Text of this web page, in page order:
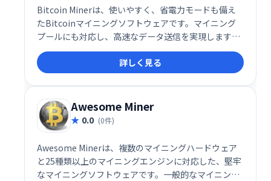
Bitcoin Minerは、使いやすく、省電力モードも備え
たBitcoinマイニングソフトウェアです。マイニング
プールにも対応し、高速なデータ送信を実現します。
効率的なマイニングでビットコインを獲得したい方に
おすすめです。
詳しく見る
Awesome Miner
0.0 (0件)
Awesome Minerは、複数のマイニングハードウェア
と25種類以上のマイニングエンジンに対応した、堅牢
なマイニングソフトウェアです。一般的なマイニング